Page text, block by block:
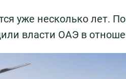
уже несколько лет.
власти ОАЭ в